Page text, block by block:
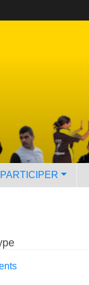
PARTICIPER